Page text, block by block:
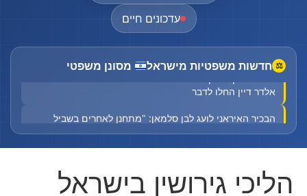
עדכונים חיים
⚖ חדשות משפטיות מישראל מסונן משפטי
"נדע בדיוק מה קרה ברגעים האחרונים": החשודים ברצח
אלדר דיין החלו לדבר
הבכיר האיראני לועג לבן סלמאן: "מתחנן לאחרים בשביל
Court halts Knesset Finance C'ttee transfers
הליכי גירושין בישראל